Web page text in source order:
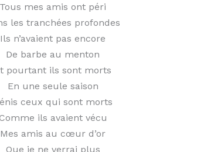
Tous mes amis ont péri
les tranchées profondes
Ils n’avaient pas encore
De barbe au menton
pourtant ils sont morts
En une seule saison
ceux qui sont morts
ils avaient vécu
Mes amis au cœur d’or
Que je ne verrai plus